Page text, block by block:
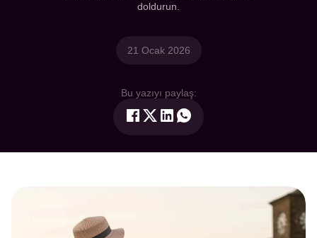
doldurun.
21 Ocak 2026
Bu yazıyı paylaş: